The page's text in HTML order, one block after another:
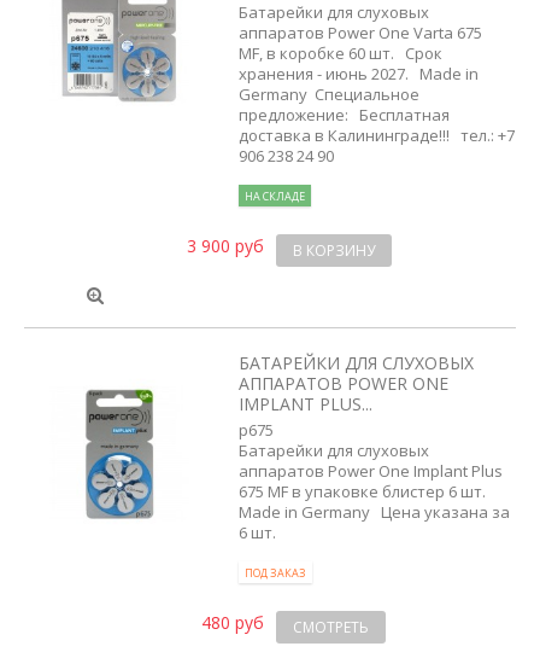
Батарейки для слуховых
аппаратов Power One Varta 675
MF, в коробке 60 шт. Срок
хранения - июнь 2027. Made in
Germany Специальное
предложение: Бесплатная
доставка в Калининграде!!! тел.: +7
906 238 24 90
НА СКЛАДЕ
3 900 руб В КОРЗИНУ
БАТАРЕЙКИ ДЛЯ СЛУХОВЫХ
АППАРАТОВ POWER ONE
IMPLANT PLUS...
p675
Батарейки для слуховых
аппаратов Power One Implant Plus
675 MF в упаковке блистер 6 шт.
Made in Germany Цена указана за
6 шт.
ПОД ЗАКАЗ
480 руб СМОТРЕТЬ